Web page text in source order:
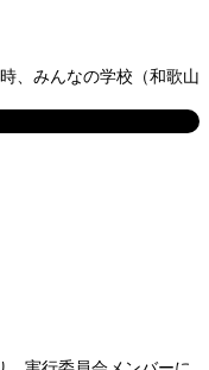
、みんなの学校（和歌山